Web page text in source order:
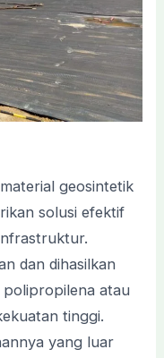
geosintetik
solusi efektif
dan dihasilkan
polipropilena atau
tinggi.
yang luar